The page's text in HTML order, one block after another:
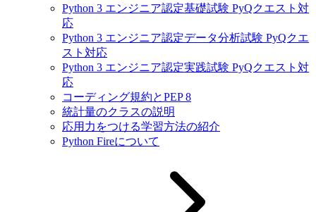
Python 3 エンジニア認定基礎試験 PyQクエスト対
応
Python 3 エンジニア認定データ分析試験 PyQクエ
スト対応
Python 3 エンジニア認定実践試験 PyQクエスト対
応
コーディング規約とPEP 8
統計量のクラスの説明
応用力をつける学習方法の紹介
Python Fireについて